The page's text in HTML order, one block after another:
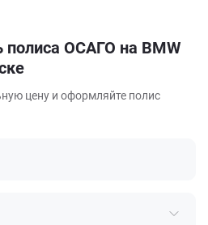
полиса ОСАГО на BMW
цену и оформляйте полис